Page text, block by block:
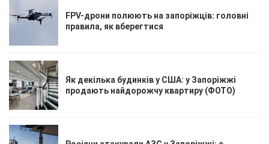
FPV-дрони полюють на запоріжців: головні
правила, як вберегтися
Як декілька будинків у США: у Запоріжжі
продають найдорожчу квартиру (ФОТО)